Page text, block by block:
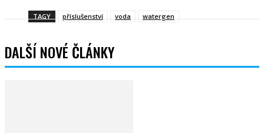
TAGY příslušenství voda watergen
DALŠÍ NOVÉ ČLÁNKY